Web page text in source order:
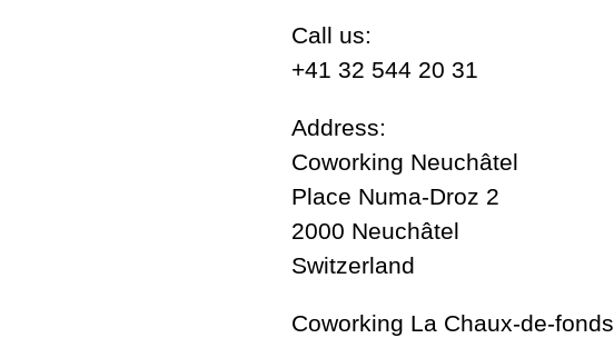
Call us:
+41 32 544 20 31
Address:
Coworking Neuchâtel
Place Numa-Droz 2
2000 Neuchâtel
Switzerland
Coworking La Chaux-de-fonds